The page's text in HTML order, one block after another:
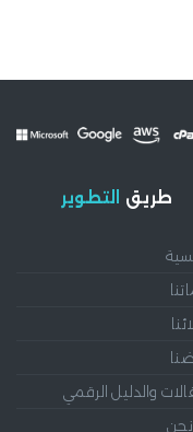
طريق التطوير
والدليل الرقمي